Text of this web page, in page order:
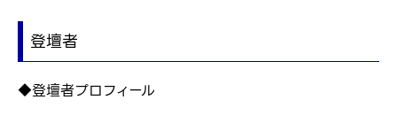
登壇者
◆登壇者プロフィール